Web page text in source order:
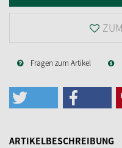
Fragen zum Artikel
ARTIKELBESCHREIBUNG